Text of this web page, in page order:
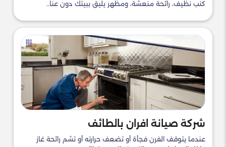
كنب نظيف، رائحة منعشة، ومظهر يليق ببيتك دون عنا..
شركة صيانة افران بالطائف
عندما يتوقف الفرن فجأة أو تضعف حرارته أو تشم رائحة غاز